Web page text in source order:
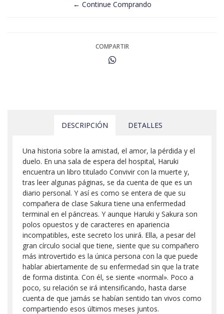
← Continue Comprando
COMPARTIR
DESCRIPCIÓN DETALLES
Una historia sobre la amistad, el amor, la pérdida y el
duelo. En una sala de espera del hospital, Haruki
encuentra un libro titulado Convivir con la muerte y,
tras leer algunas páginas, se da cuenta de que es un
diario personal. Y así es como se entera de que su
compañera de clase Sakura tiene una enfermedad
terminal en el páncreas. Y aunque Haruki y Sakura son
polos opuestos y de caracteres en apariencia
incompatibles, este secreto los unirá. Ella, a pesar del
gran círculo social que tiene, siente que su compañero
más introvertido es la única persona con la que puede
hablar abiertamente de su enfermedad sin que la trate
de forma distinta. Con él, se siente «normal». Poco a
poco, su relación se irá intensificando, hasta darse
cuenta de que jamás se habían sentido tan vivos como
compartiendo esos últimos meses juntos.